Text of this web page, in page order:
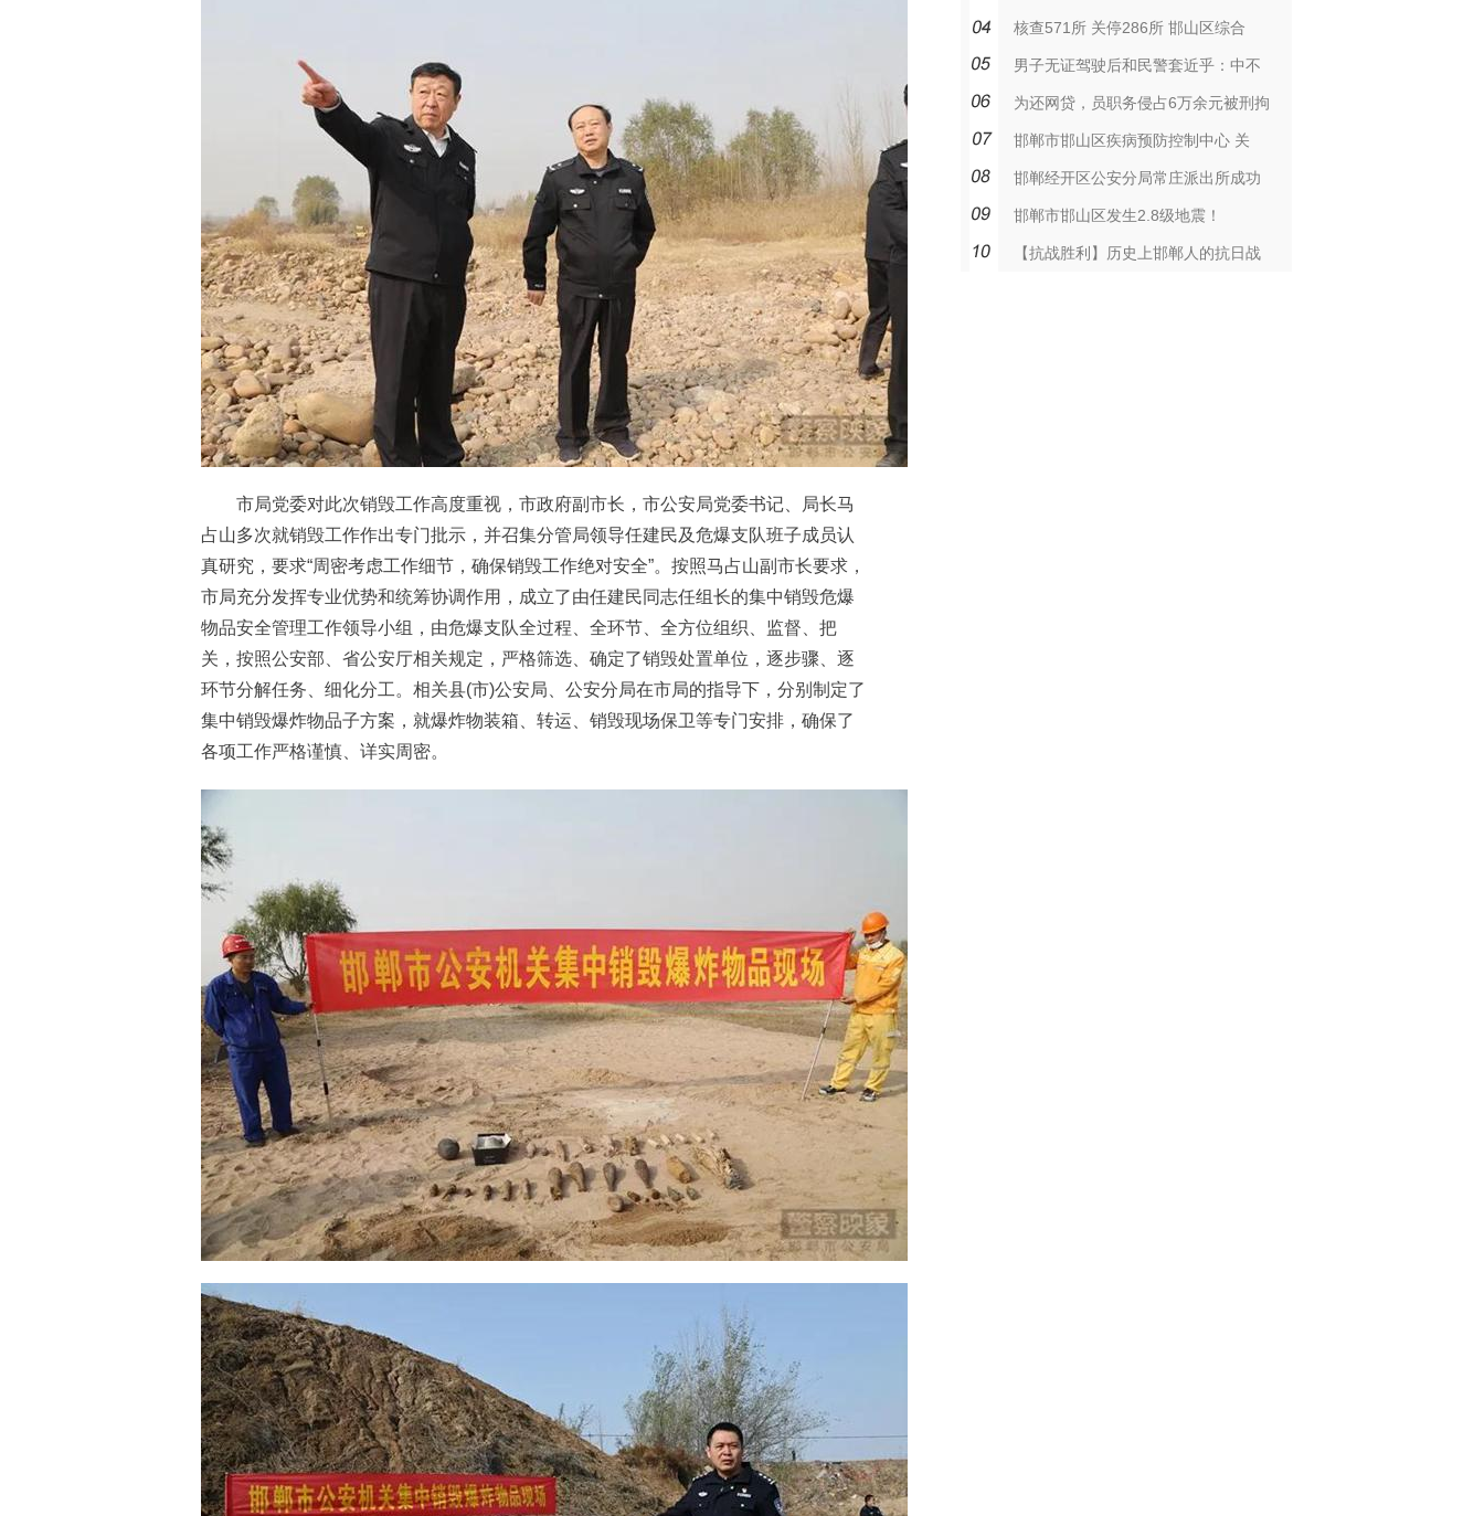
市局党委对此次销毁工作高度重视，市政府副市长，市公安局党委书记、局长马
占山多次就销毁工作作出专门批示，并召集分管局领导任建民及危爆支队班子成员认
真研究，要求“周密考虑工作细节，确保销毁工作绝对安全”。按照马占山副市长要求，
市局充分发挥专业优势和统筹协调作用，成立了由任建民同志任组长的集中销毁危爆
物品安全管理工作领导小组，由危爆支队全过程、全环节、全方位组织、监督、把
关，按照公安部、省公安厅相关规定，严格筛选、确定了销毁处置单位，逐步骤、逐
环节分解任务、细化分工。相关县(市)公安局、公安分局在市局的指导下，分别制定了
集中销毁爆炸物品子方案，就爆炸物装箱、转运、销毁现场保卫等专门安排，确保了
各项工作严格谨慎、详实周密。
核查571所 关停286所 邯山区综合
男子无证驾驶后和民警套近乎：中不
为还网贷，员职务侵占6万余元被刑拘
邯郸市邯山区疾病预防控制中心 关
邯郸经开区公安分局常庄派出所成功
邯郸市邯山区发生2.8级地震！
【抗战胜利】历史上邯郸人的抗日战